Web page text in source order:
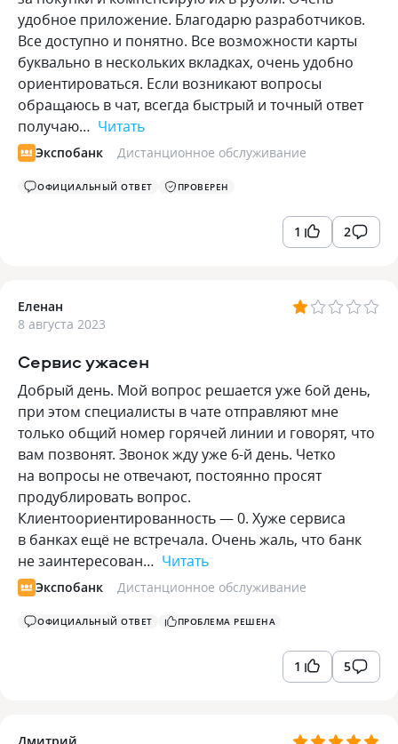
удобное приложение. Благодарю разработчиков.
Все доступно и понятно. Все возможности карты
буквально в нескольких вкладках, очень удобно
ориентироваться. Если возникают вопросы
обращаюсь в чат, всегда быстрый и точный ответ
получаю… Читать
Экспобанк Дистанционное обслуживание
ОФИЦИАЛЬНЫЙ ОТВЕТ ПРОВЕРЕН
1 2
Еленан
8 августа 2023
Сервис ужасен
Добрый день. Мой вопрос решается уже 6ой день,
при этом специалисты в чате отправляют мне
только общий номер горячей линии и говорят, что
вам позвонят. Звонок жду уже 6-й день. Четко
на вопросы не отвечают, постоянно просят
продублировать вопрос.
Клиентоориентированность — 0. Хуже сервиса
в банках ещё не встречала. Очень жаль, что банк
не заинтересован… Читать
Экспобанк Дистанционное обслуживание
ОФИЦИАЛЬНЫЙ ОТВЕТ ПРОБЛЕМА РЕШЕНА
1 5